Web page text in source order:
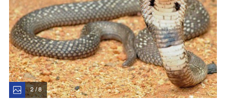
2 / 8